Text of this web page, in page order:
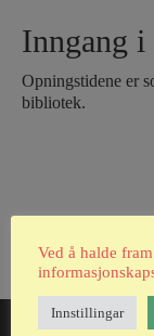
Inngang i
Opningstidene er
bibliotek.
Ved å halde
Innstillingar